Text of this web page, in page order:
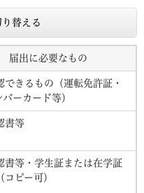
替える
届出に必要なもの
できるもの（運転免許証・
バーカード等）
書等
書等・学生証または在学証
コピー可）